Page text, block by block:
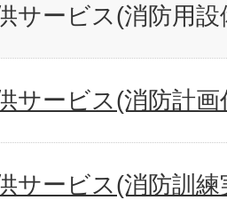
サービス(消防用
サービス(消防計
サービス(消防訓